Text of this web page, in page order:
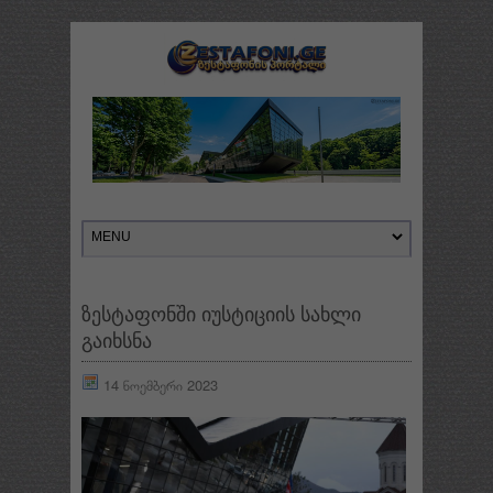
ზესტაფონში იუსტიციის სახლი
გაიხსნა
14 ნოემბერი 2023